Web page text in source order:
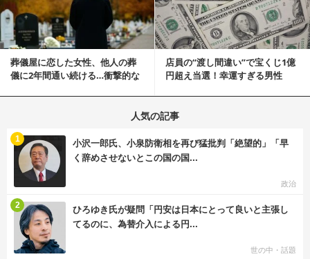
葬儀屋に恋した女性、他人の葬
儀に2年間通い続ける…衝撃的な
店員の“渡し間違い”で宝くじ1億
円超え当選！幸運すぎる男性
人気の記事
小沢一郎氏、小泉防衛相を再び猛批判「絶望的」「早
く辞めさせないとこの国の国...
政治
1
ひろゆき氏が疑問「円安は日本にとって良いと主張し
てるのに、為替介入による円...
世の中・話題
2